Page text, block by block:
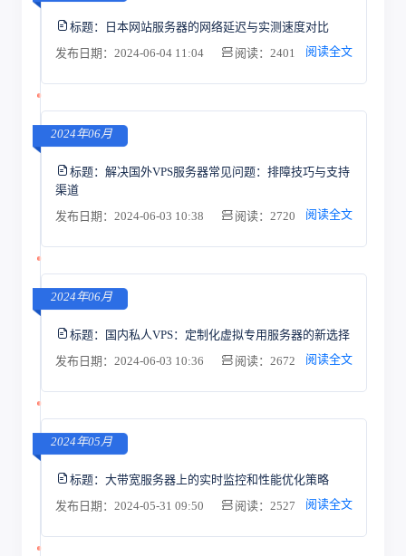
标题：
日本网站服务器的网络延迟与实测速度对比
发布日期：2024-06-04 11:04
阅读：2401 阅读全文
2024年06月
标题： 解决国外VPS服务器常见问题：排障技巧与支持
渠道
发布日期：2024-06-03 10:38
阅读：2720 阅读全文
2024年06月
标题： 国内私人VPS：定制化虚拟专用服务器的新选择
发布日期：2024-06-03 10:36
阅读：2672 阅读全文
2024年05月
标题： 大带宽服务器上的实时监控和性能优化策略
发布日期：2024-05-31 09:50
阅读：2527 阅读全文